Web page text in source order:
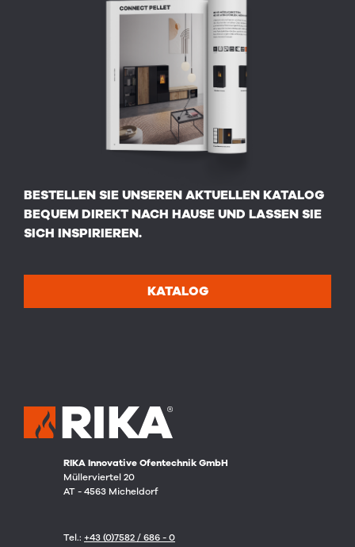
RIKA Innovative Ofentechnik GmbH
Müllerviertel 20
AT - 4563 Micheldorf
Tel.: +43 (0)7582 / 686 - 0
BESTELLEN SIE UNSEREN AKTUELLEN KATALOG
BEQUEM DIREKT NACH HAUSE UND LASSEN SIE
SICH INSPIRIEREN.
KATALOG